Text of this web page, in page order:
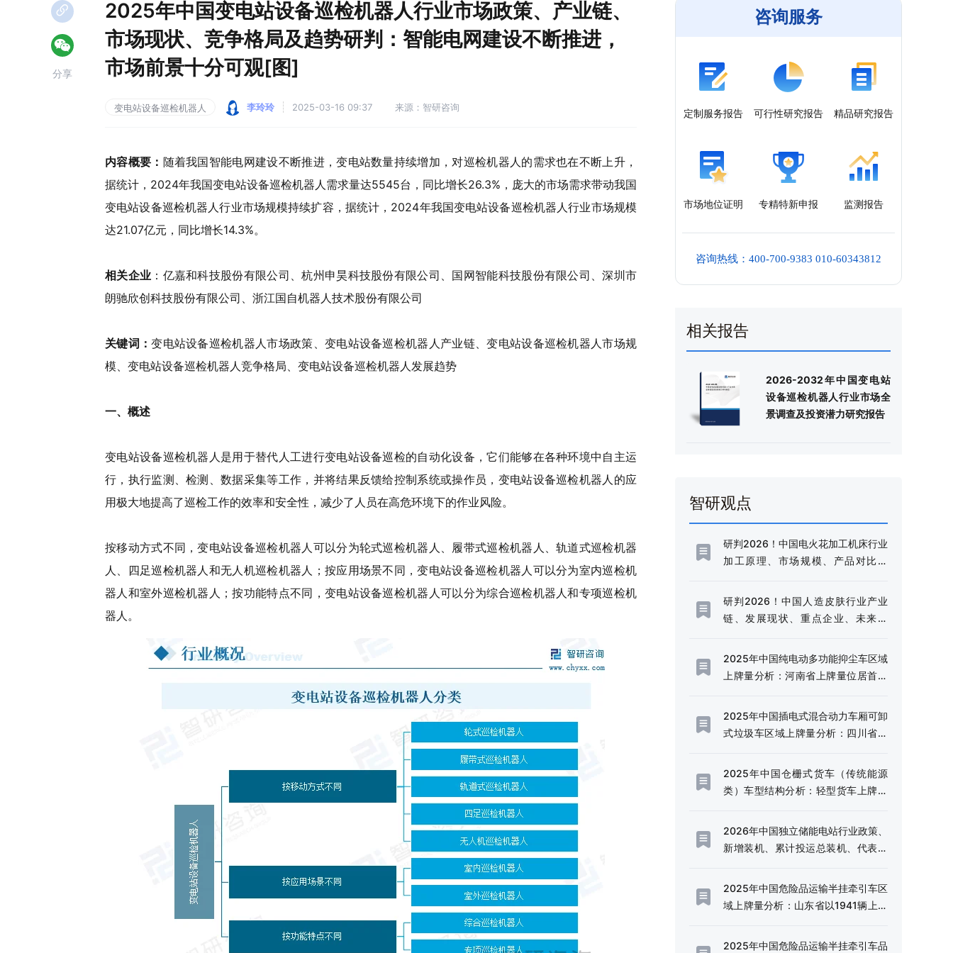
2025年中国变电站设备巡检机器人行业市场政策、产业链、
市场现状、竞争格局及趋势研判：智能电网建设不断推进，
市场前景十分可观[图]
变电站设备巡检机器人 李玲玲 2025-03-16 09:37 来源：智研咨询
内容概要： 随着我国智能电网建设不断推进，变电站数量持续增加，对巡检机器人的需求也在不断上升，
据统计，2024年我国变电站设备巡检机器人需求量达5545台，同比增长26.3%，庞大的市场需求带动我国
变电站设备巡检机器人行业市场规模持续扩容，据统计，2024年我国变电站设备巡检机器人行业市场规模
达21.07亿元，同比增长14.3%。
相关企业 ：亿嘉和科技股份有限公司、杭州申昊科技股份有限公司、国网智能科技股份有限公司、深圳市
朗驰欣创科技股份有限公司、浙江国自机器人技术股份有限公司
关键词：变电站设备巡检机器人市场政策、变电站设备巡检机器人产业链、变电站设备巡检机器人市场规
模、变电站设备巡检机器人竞争格局、变电站设备巡检机器人发展趋势
一、概述
变电站设备巡检机器人是用于替代人工进行变电站设备巡检的自动化设备，它们能够在各种环境中自主运
行，执行监测、检测、数据采集等工作，并将结果反馈给控制系统或操作员，变电站设备巡检机器人的应
用极大地提高了巡检工作的效率和安全性，减少了人员在高危环境下的作业风险。
按移动方式不同，变电站设备巡检机器人可以分为轮式巡检机器人、履带式巡检机器人、轨道式巡检机器
人、四足巡检机器人和无人机巡检机器人；按应用场景不同，变电站设备巡检机器人可以分为室内巡检机
器人和室外巡检机器人；按功能特点不同，变电站设备巡检机器人可以分为综合巡检机器人和专项巡检机
器人。
分享
咨询服务
定制服务报告 可行性研究报告 精品研究报告
市场地位证明 专精特新申报 监测报告
咨询热线：400-700-9383 010-60343812
相关报告
2026-2032年中国变电站
设备巡检机器人行业市场全
景调查及投资潜力研究报告
智研观点
研判2026！中国电火花加工机床行业
加工原理、市场规模、产品对比分
高端化转型加速推进[图]
研判2026！中国人造皮肤行业产业
链、发展现状、重点企业、未来趋
模持续扩容[图]
2025年中国纯电动多功能抑尘车区域
上牌量分析：河南省上牌量位居首位
2025年中国插电式混合动力车厢可卸
式垃圾车区域上牌量分析：四川省上
2025年中国仓栅式货车（传统能源
类）车型结构分析：轻型货车上牌量
2026年中国独立储能电站行业政策、
新增装机、累计投运总装机、代表企
储能电站迎来规模化发展的战略机遇
期[图]
2025年中国危险品运输半挂牵引车区
域上牌量分析：山东省以1941辆上牌
2025年中国危险品运输半挂牵引车品